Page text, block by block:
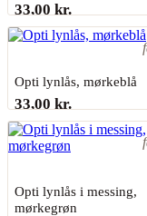
33,00 kr.
Sidste varer på lager
Opti lynlås, mørkeblå
33,00 kr.
Sidste varer på lager
Opti lynlås i messing,
mørkegrøn